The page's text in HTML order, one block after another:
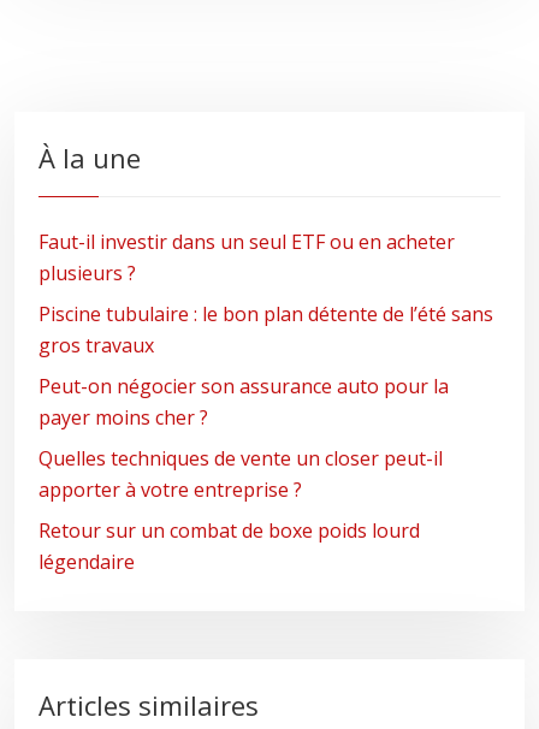
À la une
Faut-il investir dans un seul ETF ou en acheter
plusieurs ?
Piscine tubulaire : le bon plan détente de l’été sans
gros travaux
Peut-on négocier son assurance auto pour la
payer moins cher ?
Quelles techniques de vente un closer peut-il
apporter à votre entreprise ?
Retour sur un combat de boxe poids lourd
légendaire
Articles similaires